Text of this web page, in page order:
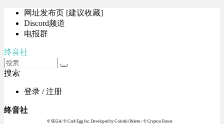
网址发布页 [建议收藏]
Discord频道
电报群
终音社
搜索
登录 / 注册
终音社
© SEGA / © Craft Egg Inc. Developed by Colorful Palette / © Crypton Future